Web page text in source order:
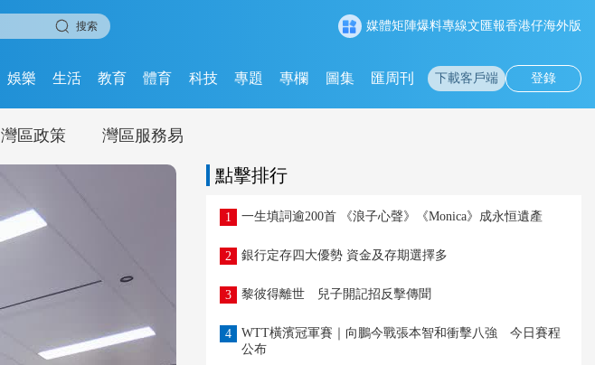
搜索 媒體矩陣爆料專線文匯報香港仔海外版
娛樂 生活 教育 體育 科技 專題 專欄 圖集 匯周刊 下載客戶端 登錄
灣區政策 灣區服務易
點擊排行
1 一生填詞逾200首 《浪子心聲》《Monica》成永恒遺產
2 銀行定存四大優勢 資金及存期選擇多
3 黎彼得離世 兒子開記招反擊傳聞
4
WTT橫濱冠軍賽｜向鵬今戰張本智和衝擊八強 今日賽程
公布